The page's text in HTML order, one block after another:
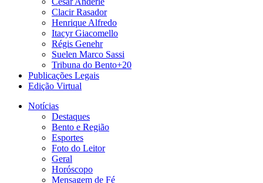
Clacir Rasador
Henrique Alfredo
Itacyr Giacomello
Régis Genehr
Suelen Marco Sassi
Tribuna do Bento+20
Publicações Legais
Edição Virtual
Notícias
Destaques
Bento e Região
Esportes
Foto do Leitor
Geral
Horóscopo
Mensagem de Fé